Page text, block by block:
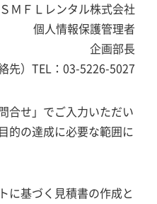
ＳＭＦＬレンタル株式会社
個人情報保護管理者
企画部長
絡先）TEL：03-5226-5027
合せ」でご入力いただい
的の達成に必要な範囲に
に基づく見積書の作成と